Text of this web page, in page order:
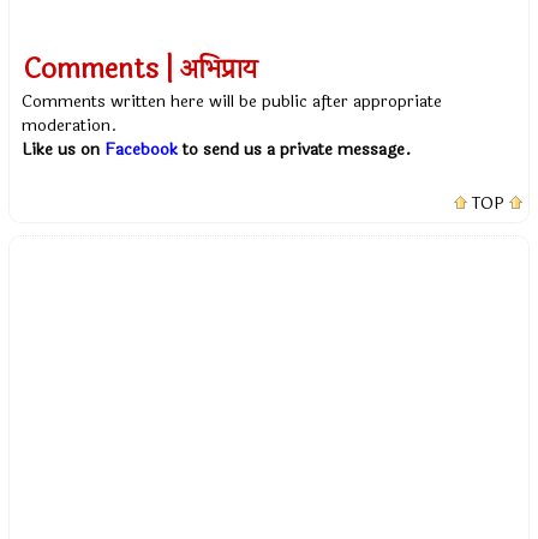
Comments | अभिप्राय
Comments written here will be public after appropriate
moderation.
Like us on Facebookto send us a private message.
TOP